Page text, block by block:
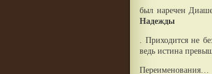
был наречен
Надежды
. Приходится не
ведь истина